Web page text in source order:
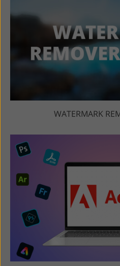
WATERMARK